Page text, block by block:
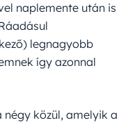
naplemente után is
legnagyobb
így azonnal
négy közül, amelyik a